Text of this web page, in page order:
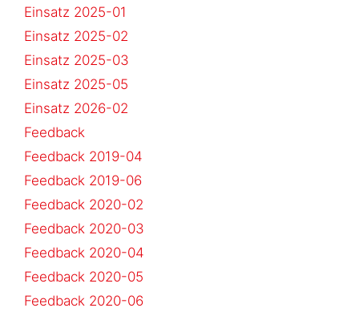
Einsatz 2025-01
Einsatz 2025-02
Einsatz 2025-03
Einsatz 2025-05
Einsatz 2026-02
Feedback
Feedback 2019-04
Feedback 2019-06
Feedback 2020-02
Feedback 2020-03
Feedback 2020-04
Feedback 2020-05
Feedback 2020-06